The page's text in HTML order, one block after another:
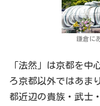
鎌倉に
「法然」は京都を中
ろ京都以外ではあま
都近辺の貴族・武士